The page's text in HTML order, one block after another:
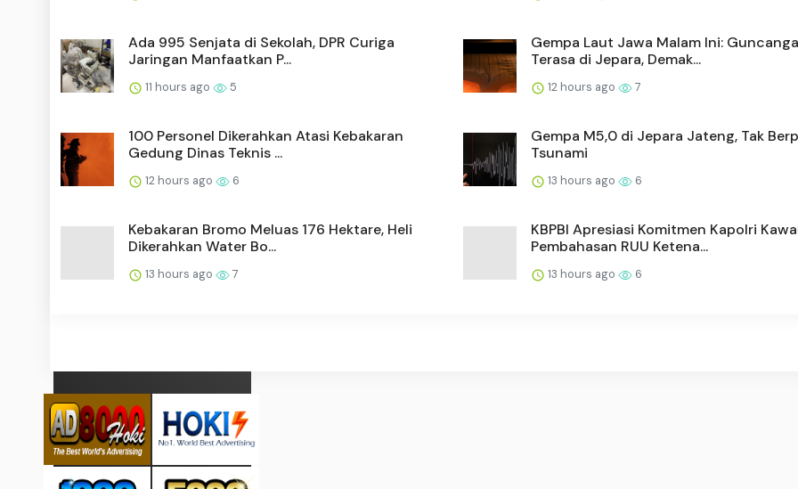
Ada 995 Senjata di Sekolah, DPR Curiga
Jaringan Manfaatkan P...
11 hours ago 5
Gempa Laut Jawa Malam Ini:
Terasa di Jepara, Demak...
12 hours ago 7
100 Personel Dikerahkan Atasi Kebakaran
Gedung Dinas Teknis ...
12 hours ago 6
Gempa M5,0 di Jepara Jateng, Tak
Tsunami
13 hours ago 6
Kebakaran Bromo Meluas 176 Hektare, Heli
Dikerahkan Water Bo...
13 hours ago 7
KBPBI Apresiasi Komitmen Kapolri
Pembahasan RUU Ketena...
13 hours ago 6